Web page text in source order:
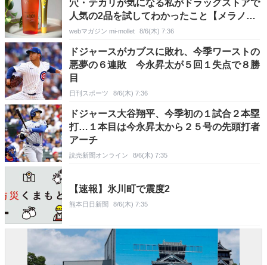
穴・テカリが気になる私がドラッグストアで
人気の2品を試してわかったこと【メラノ
CC・ドクターシーラボ】
webマガジン mi-mollet 8/6(木) 7:36
ドジャースがカブスに敗れ、今季ワーストの
悪夢の６連敗 今永昇太が５回１失点で８勝
目
日刊スポーツ 8/6(木) 7:36
ドジャース大谷翔平、今季初の１試合２本塁
打…１本目は今永昇太から２５号の先頭打者
アーチ
読売新聞オンライン 8/6(木) 7:35
【速報】氷川町で震度2
熊本日日新聞 8/6(木) 7:35